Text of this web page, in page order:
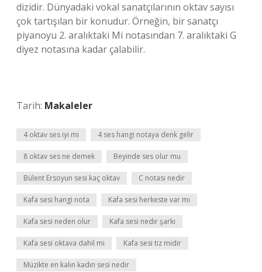
dizidir. Dünyadaki vokal sanatçılarının oktav sayısı
çok tartışılan bir konudur. Örneğin, bir sanatçı
piyanoyu 2. aralıktaki Mi notasından 7. aralıktaki G
diyez notasına kadar çalabilir.
Tarih: Makaleler
4 oktav ses iyi mi 4 ses hangi notaya denk gelir
8 oktav ses ne demek Beyinde ses olur mu
Bülent Ersoyun sesi kaç oktav C notası nedir
Kafa sesi hangi nota Kafa sesi herkeste var mı
Kafa sesi neden olur Kafa sesi nedir şarkı
Kafa sesi oktava dahil mi Kafa sesi tiz midir
Müzikte en kalın kadın sesi nedir